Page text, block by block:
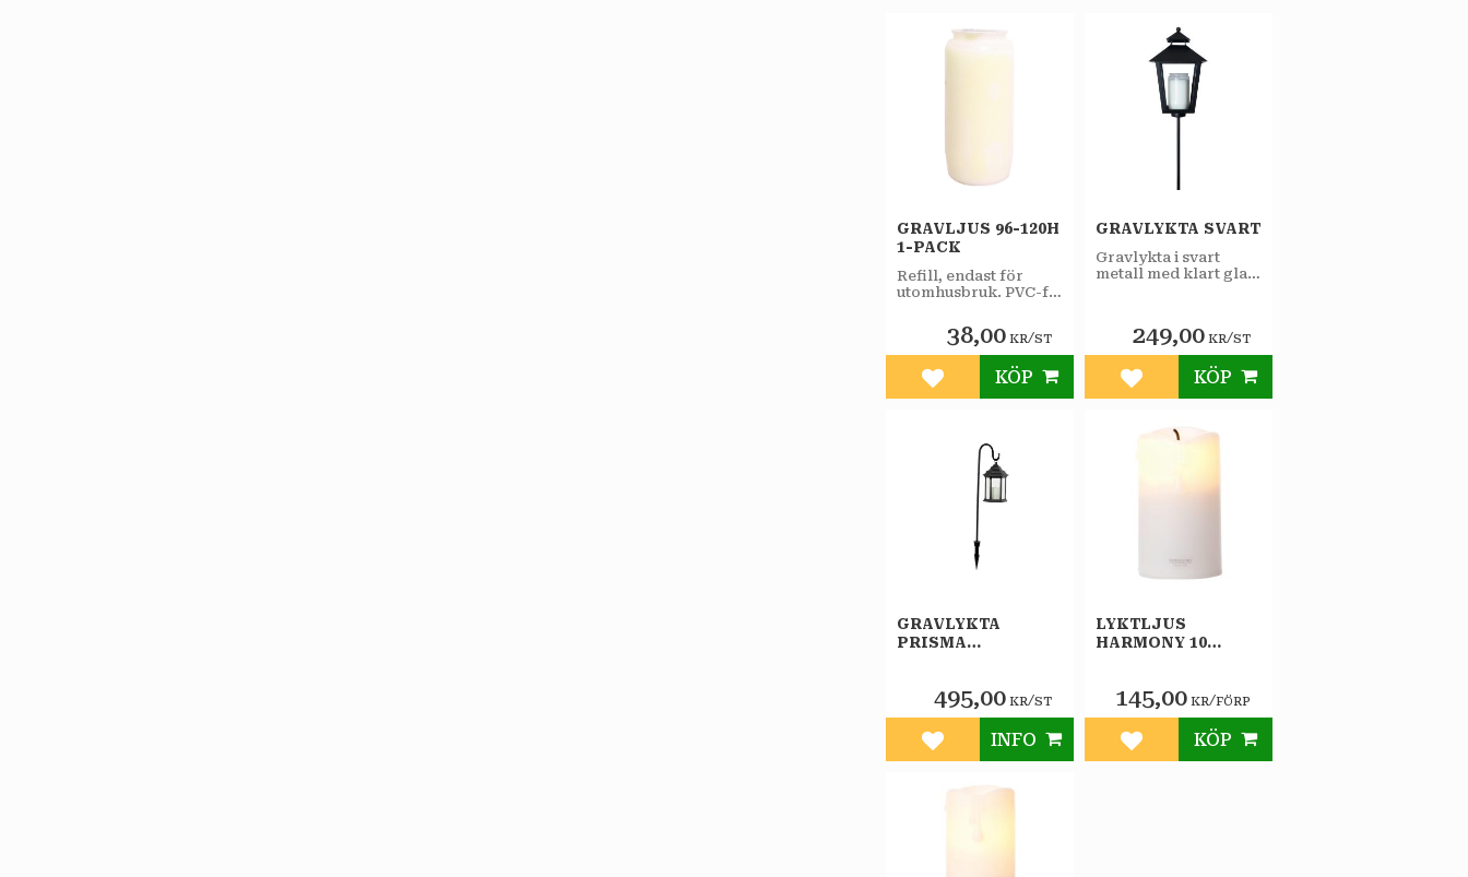
GRAVLJUS 96-120H
1-PACK
Refill, endast för
utomhusbruk. PVC-fri
för större lanternor.
38,00KR/ST
Lägg till i favoriter
KÖP
GRAVLYKTA SVART
Gravlykta i svart
metall med klart glas.
249,00KR/ST
Lägg till i favoriter
KÖP
GRAVLYKTA
PRISMA
495,00KR/ST
Lägg till i favoriter
INFO
LYKTLJUS
HARMONY 10
145,00KR/FÖRP
Lägg till i favoriter
KÖP